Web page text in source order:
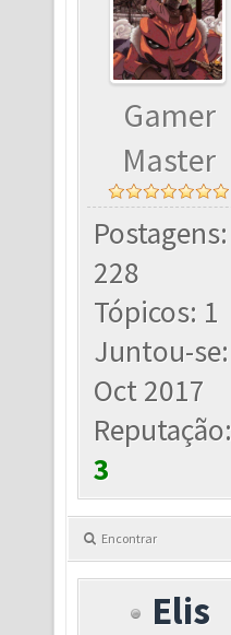
Gamer
Master
Postagens:
228
Tópicos: 1
Juntou-se:
Oct 2017
Reputação:
3
Encontrar
Elis